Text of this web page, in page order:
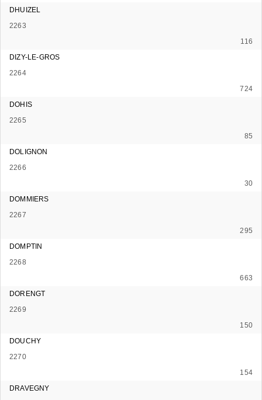
DHUIZEL
2263
116
DIZY-LE-GROS
2264
724
DOHIS
2265
85
DOLIGNON
2266
30
DOMMIERS
2267
295
DOMPTIN
2268
663
DORENGT
2269
150
DOUCHY
2270
154
DRAVEGNY